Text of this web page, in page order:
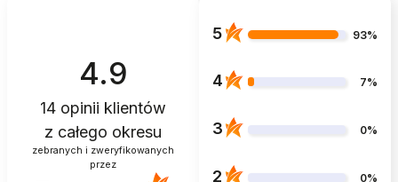
4.9
14 opinii klientów
z całego okresu
zebranych i zweryfikowanych
przez
5 93%
4 7%
3 0%
2 0%